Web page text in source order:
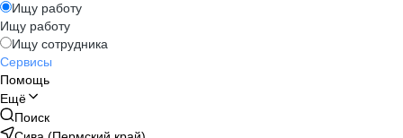
Ищу работу
Ищу работу
Ищу сотрудника
Сервисы
Помощь
Ещё
Поиск